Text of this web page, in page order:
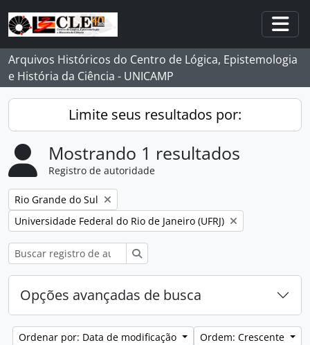
Skip to main content
Arquivos Históricos do Centro de Lógica, Epistemologia
e História da Ciência - UNICAMP
Limite seus resultados por:
Mostrando 1 resultados
Registro de autoridade
Remover filtro:
Rio Grande do Sul
Remover filtro:
Universidade Federal do Rio de Janeiro (UFRJ)
Opções avançadas de busca
Ordenar por: Data de modificação Ordem: Crescente